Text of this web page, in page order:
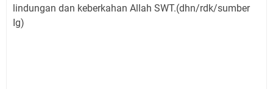
lindungan dan keberkahan Allah SWT.(dhn/rdk/sumber
Ig)